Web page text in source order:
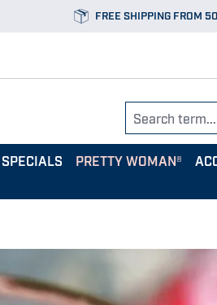
FREE SHIPPING FROM
SPECIALS PRETTY WOMAN®